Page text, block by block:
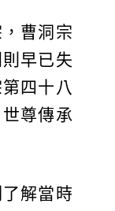
曹洞宗
早已失
四十八
尊傳承
解當時